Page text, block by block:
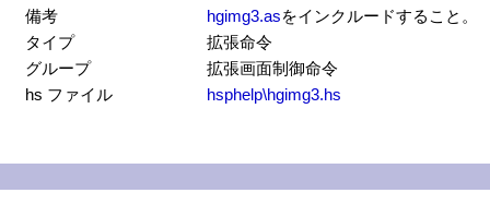
備考
hgimg3.asをインクルードすること。
タイプ
拡張命令
グループ
拡張画面制御命令
hs ファイル
hsphelp\hgimg3.hs